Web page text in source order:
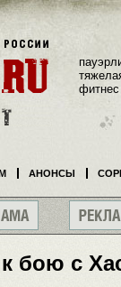
бою с
фитнес
АНОНСЫ